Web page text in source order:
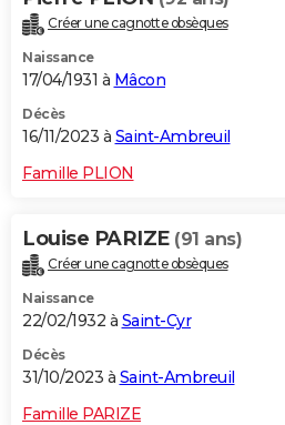
Créer une cagnotte obsèques
Naissance
17/04/1931 à Mâcon
Décès
16/11/2023 à Saint-Ambreuil
Famille PLION
Louise PARIZE (91 ans)
Créer une cagnotte obsèques
Naissance
22/02/1932 à Saint-Cyr
Décès
31/10/2023 à Saint-Ambreuil
Famille PARIZE